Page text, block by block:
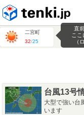
二宮町
32/25
直
こ
（
台風13号
大型で強い台
います